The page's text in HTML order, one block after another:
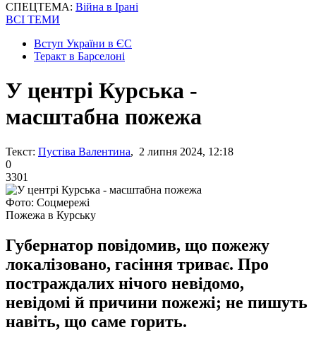
СПЕЦТЕМА: Війна в Ірані
ВСІ ТЕМИ
Вступ України в ЄС
Теракт в Барселоні
У центрі Курська -
масштабна пожежа
Текст: Пустіва Валентина, 2 липня 2024, 12:18
0
3301
Фото: Соцмережі
Пожежа в Курську
Губернатор повідомив, що пожежу
локалізовано, гасіння триває. Про
постраждалих нічого невідомо,
невідомі й причини пожежі; не пишуть
навіть, що саме горить.